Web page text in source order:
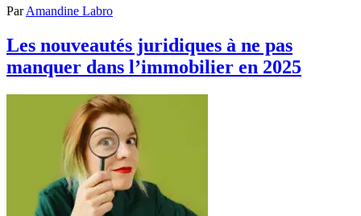
ParAmandine Labro
Les nouveautés juridiques à ne pas
manquer dans l’immobilier en 2025